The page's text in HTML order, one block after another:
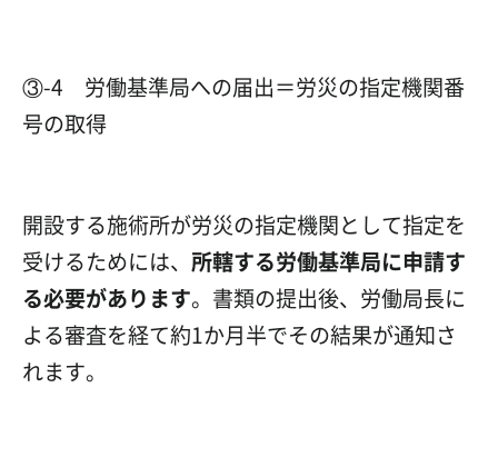
③-4 労働基準局への届出＝労災の指定機関番
号の取得
開設する施術所が労災の指定機関として指定を
受けるためには、 所轄する労働基準局に申請す
る必要があります。書類の提出後、労働局長に
よる審査を経て約1か月半でその結果が通知さ
れます。